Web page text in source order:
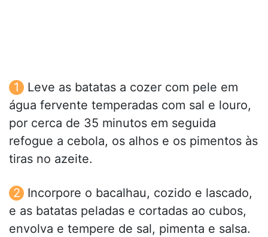
Leve as batatas a cozer com pele em
água fervente temperadas com sal e louro,
por cerca de 35 minutos em seguida
refogue a cebola, os alhos e os pimentos às
tiras no azeite.
Incorpore o bacalhau, cozido e lascado,
e as batatas peladas e cortadas ao cubos,
envolva e tempere de sal, pimenta e salsa.